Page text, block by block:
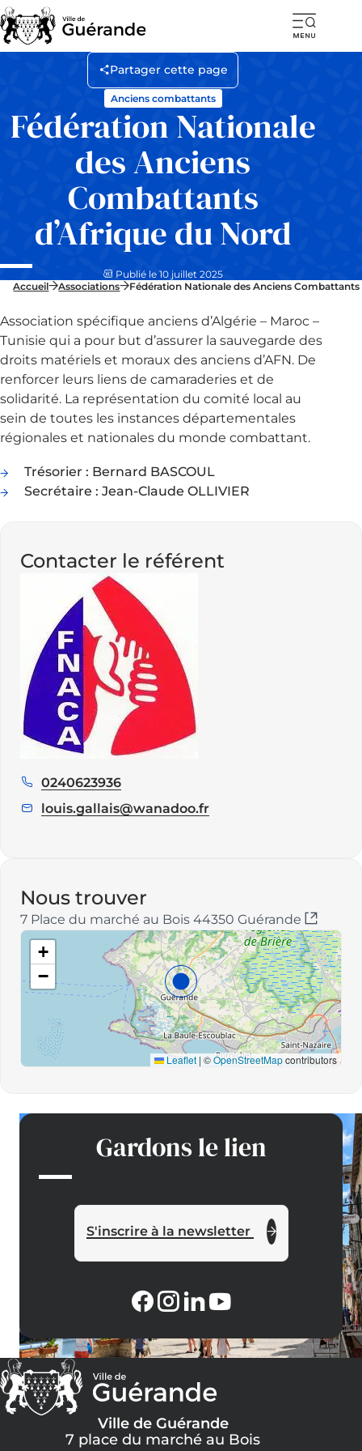
Fédération Nationale
des Anciens
Combattants
d’Afrique du Nord
Anciens combattants
Publié le 10 juillet 2025
Partager cette page
Accueil Associations Fédération Nationale des Anciens
Association spécifique anciens d’Algérie – Maroc –
Tunisie qui a pour but d’assurer la sauvegarde des
droits matériels et moraux des anciens d’AFN. De
renforcer leurs liens de camaraderies et de
solidarité. La représentation du comité local au
sein de toutes les instances départementales
régionales et nationales du monde combattant.
Trésorier : Bernard BASCOUL
Secrétaire : Jean-Claude OLLIVIER
Contacter le référent
Téléphone
0240623936
louis.gallais@wanadoo.fr
Nous trouver
7 Place du marché au Bois 44350 Guérande
+
−
Leaflet | ©OpenStreetMapcontributors
Gardons le lien
S'inscrire à la newsletter
Ville de Guérande
7 place du marché au Bois